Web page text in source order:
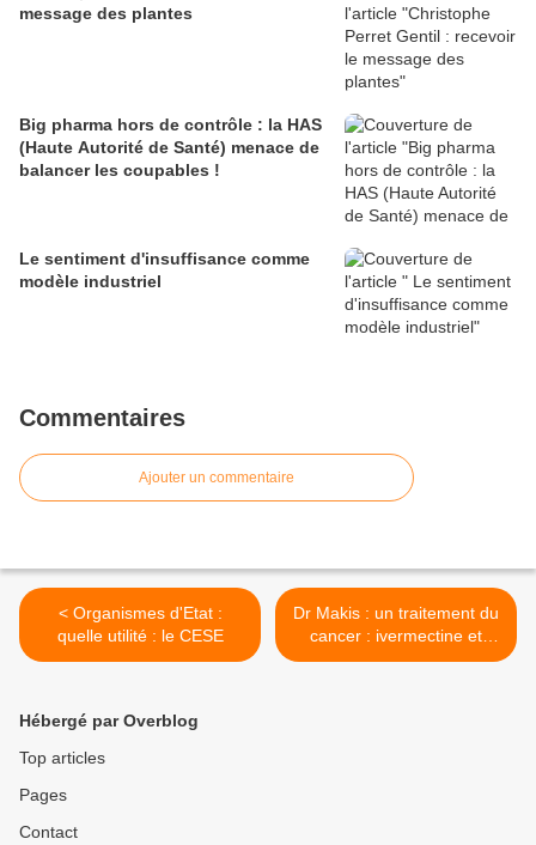
message des plantes
Big pharma hors de contrôle : la HAS
(Haute Autorité de Santé) menace de
balancer les coupables !
Le sentiment d'insuffisance comme
modèle industriel
Commentaires
Ajouter un commentaire
< Organismes d'Etat :
quelle utilité : le CESE
Dr Makis : un traitement du
cancer : ivermectine et
fenbendazole >
Hébergé par Overblog
Top articles
Pages
Contact